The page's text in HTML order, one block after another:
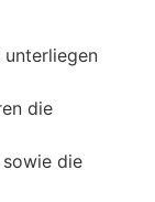
unterliegen
die
die